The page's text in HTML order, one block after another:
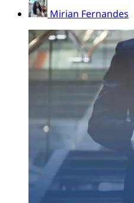
Mirian Fernandes